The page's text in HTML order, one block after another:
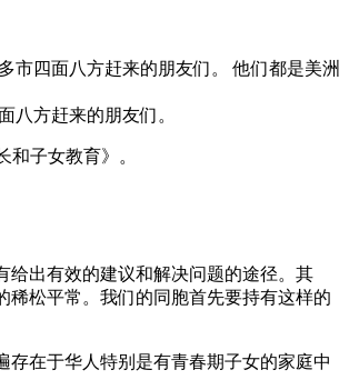
市四面八方赶来的朋友们。 他们都是美洲
八方赶来的朋友们。
子女教育》。
给出有效的建议和解决问题的途径。其
松平常。我们的同胞首先要持有这样的
在于华人特别是有青春期子女的家庭中